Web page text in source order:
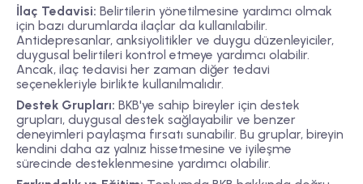
İlaç Tedavisi: Belirtilerin yönetilmesine yardımcı olmak
için bazı durumlarda ilaçlar da kullanılabilir.
Antidepresanlar, anksiyolitikler ve duygu düzenleyiciler,
duygusal belirtileri kontrol etmeye yardımcı olabilir.
Ancak, ilaç tedavisi her zaman diğer tedavi
seçenekleriyle birlikte kullanılmalıdır.
Destek Grupları: BKB'ye sahip bireyler için destek
grupları, duygusal destek sağlayabilir ve benzer
deneyimleri paylaşma fırsatı sunabilir. Bu gruplar, bireyin
kendini daha az yalnız hissetmesine ve iyileşme
sürecinde desteklenmesine yardımcı olabilir.